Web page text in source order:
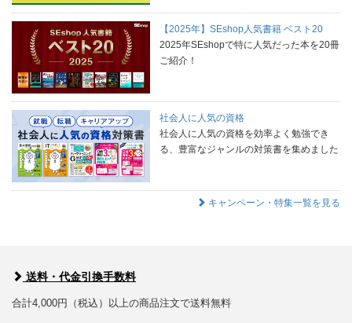
【2025年】SEshop人気書籍 ベスト20
2025年SEshopで特に人気だった本を20冊
ご紹介！
社会人に人気の資格
社会人に人気の資格を効率よく勉強でき
る、豊富なジャンルの対策書を集めました
キャンペーン・特集一覧を見る
送料・代金引換手数料
合計4,000円（税込）以上の商品注文で送料無料